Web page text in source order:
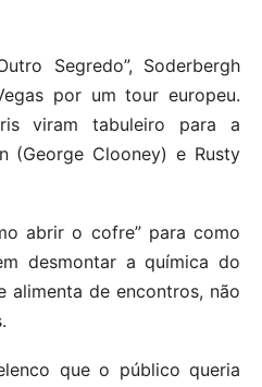
Segredo”, Soderbergh
por um tour europeu.
viram tabuleiro para a
(George Clooney) e Rusty
abrir o cofre” para como
desmontar a química do
alimenta de encontros, não
que o público queria